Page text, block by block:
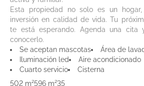
Esta propiedad no solo es un
inversión en calidad de vida. Tu
te está esperando. Agenda una cita
conocerlo.
Se aceptan mascotas
Área de
Iluminación led
Aire acondicionado
Cuarto servicio
Cisterna
502 m²596 m²35